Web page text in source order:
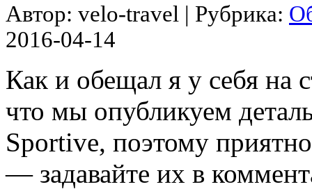
Автор: velo-travel | Рубрика:
2016-04-14
Как и обещал я у себя на
что мы опубликуем
Sportive, поэтому
— задавайте их в